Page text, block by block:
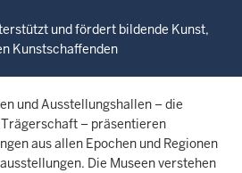
und fördert bildende Kunst,
Kunstschaffenden
und Ausstellungshallen – die
– präsentieren
aus allen Epochen und Regionen
Die Museen verstehen